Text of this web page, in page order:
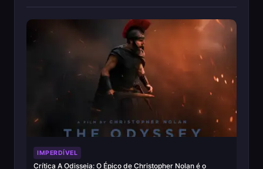
IMPERDÍVEL
Crítica A Odisseia: O Épico de Christopher Nolan é o